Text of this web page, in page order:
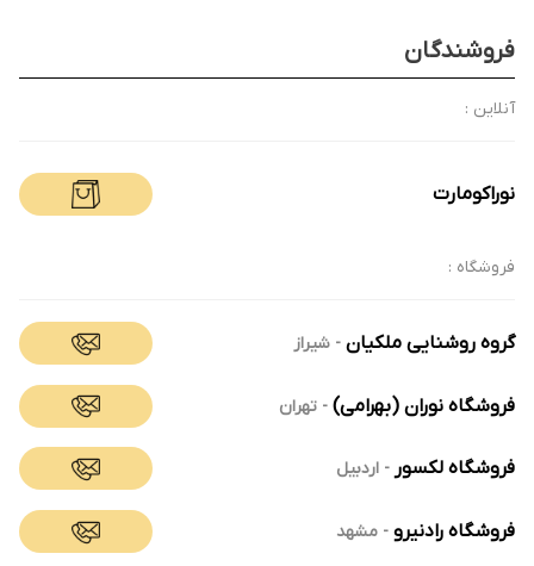
فروشندگان
آنلاین :
نوراکومارت
فروشگاه :
گروه روشنایی ملکیان - شیراز
فروشگاه نوران (بهرامی) - تهران
فروشگاه لکسور - اردبیل
فروشگاه رادنیرو - مشهد